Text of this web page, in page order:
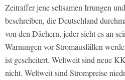
Zeitraffer jene seltsamen Irrungen
beschreiben, die Deutschland
von den Dächern, jeder sieht es an
Warnungen vor Stromausfällen
ist gescheitert. Weltweit sind neue
nicht. Weltweit sind Strompreise